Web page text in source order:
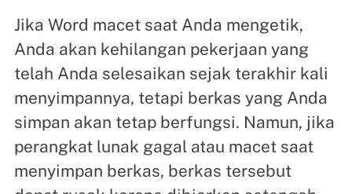
Jika Word macet saat Anda mengetik,
Anda akan kehilangan pekerjaan yang
telah Anda selesaikan sejak terakhir kali
menyimpannya, tetapi berkas yang Anda
simpan akan tetap berfungsi. Namun, jika
perangkat lunak gagal atau macet saat
menyimpan berkas, berkas tersebut